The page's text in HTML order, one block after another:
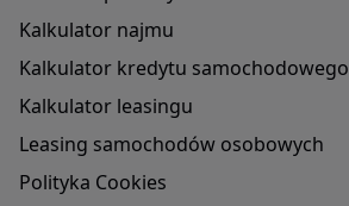
Kalkulator najmu
Kalkulator kredytu samochodowego
Kalkulator leasingu
Leasing samochodów osobowych
Polityka Cookies